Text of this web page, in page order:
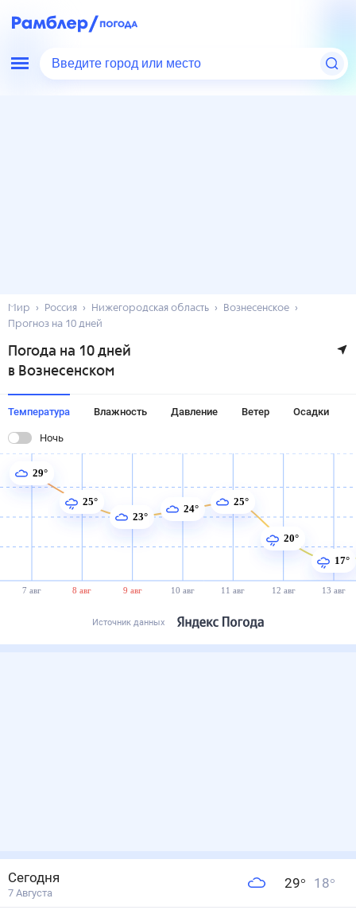
Введите город или место
Мир Россия Нижегородская область
Вознесенское
Прогноз на 10 дней
Погода на 10 дней
в Вознесенском
Температура Влажность Давление Ветер Осадки
Ночь
7 авг 8 авг 9 авг 10 авг 11 авг 12 авг 13 авг
29°
25°
23°
24° 25°
20°
17°
Источник данных
Сегодня
7 Августа
29° 18°